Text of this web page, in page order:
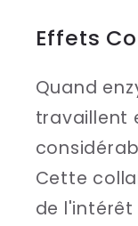
Effets
Quand
travaillent
Cette
de